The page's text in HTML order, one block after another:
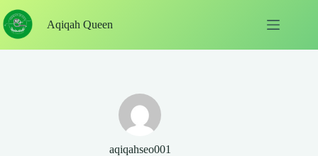
to
content
Aqiqah Queen
aqiqahseo001